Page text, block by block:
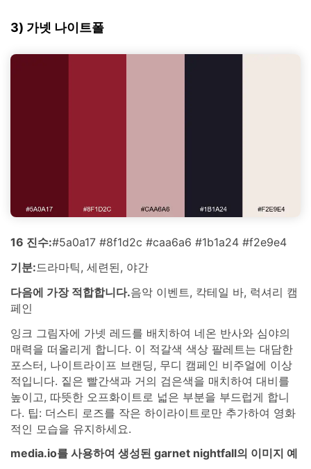
3) 가넷 나이트폴
16 진수:#5a0a17 #8f1d2c #caa6a6 #1b1a24 #f2e9e4
기분:드라마틱, 세련된, 야간
다음에 가장 적합합니다.음악 이벤트, 칵테일 바, 럭셔리 캠
페인
잉크 그림자에 가넷 레드를 배치하여 네온 반사와 심야의
매력을 떠올리게 합니다. 이 적갈색 색상 팔레트는 대담한
포스터, 나이트라이프 브랜딩, 무디 캠페인 비주얼에 이상
적입니다. 짙은 빨간색과 거의 검은색을 매치하여 대비를
높이고, 따뜻한 오프화이트로 넓은 부분을 부드럽게 합니
다. 팁: 더스티 로즈를 작은 하이라이트로만 추가하여 영화
적인 모습을 유지하세요.
media.io를 사용하여 생성된 garnet nightfall의 이미지 예